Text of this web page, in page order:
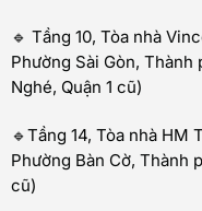
🔹 Tầng 10, Tòa nhà
Phường Sài Gòn,
Nghé, Quận 1 cũ)
🔹Tầng 14, Tòa nhà HM
Phường Bàn Cờ, Thành
cũ)